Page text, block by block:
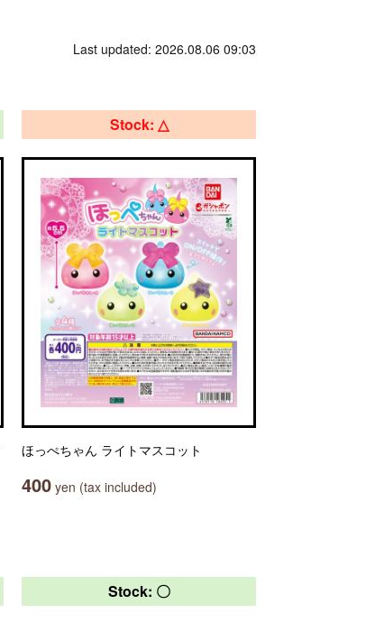
Last updated: 2026.08.06 09:03
Stock: △
ほっぺちゃん ライトマスコット
400 yen (tax included)
Stock: 〇